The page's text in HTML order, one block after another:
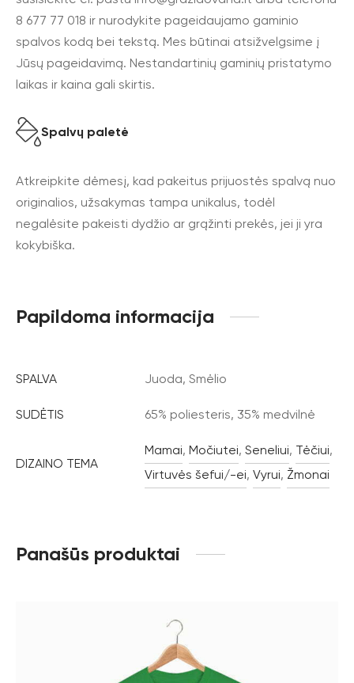
8 677 77 018 ir nurodykite pageidaujamo gaminio
spalvos kodą bei tekstą. Mes būtinai atsižvelgsime į
Jūsų pageidavimą. Nestandartinių gaminių pristatymo
laikas ir kaina gali skirtis.
Spalvų paletė
Atkreipkite dėmesį, kad pakeitus prijuostės spalvą nuo
originalios, užsakymas tampa unikalus, todėl
negalėsite pakeisti dydžio ar grąžinti prekės, jei ji yra
kokybiška.
Papildoma informacija
SPALVA Juoda, Smėlio
SUDĖTIS 65% poliesteris, 35% medvilnė
DIZAINO TEMA
Mamai, Močiutei, Seneliui, Tėčiui,
Virtuvės šefui/-ei, Vyrui, Žmonai
Panašūs produktai